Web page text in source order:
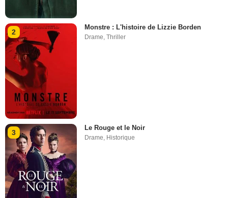
2
Monstre : L'histoire de Lizzie Borden
Drame,Thriller
3
Le Rouge et le Noir
Drame, Historique